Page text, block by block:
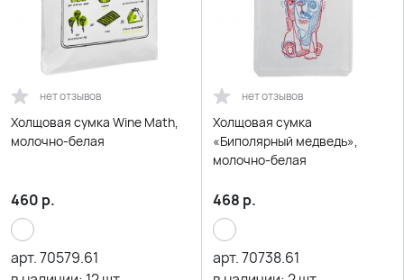
нет отзывов
Холщовая сумка Wine Math,
молочно-белая
460 р.
арт.70579.61
нет отзывов
Холщовая сумка
«Биполярный медведь»,
молочно-белая
468 р.
арт.70738.61